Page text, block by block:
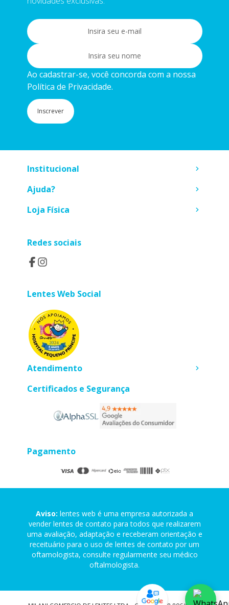
Ao cadastrar-se, você concorda com a nossa
Política de Privacidade.
Inscrever
Institucional
Ajuda?
Loja Física
Redes sociais
Lentes Web Social
Atendimento
Certificados e Segurança
Pagamento
Aviso: lentes web é uma empresa autorizada a
vender lentes de contato para todos que realizarem
uma avaliação, adaptação e receberam orientação e
receituário para o uso de lentes de contato por um
oftamologista, consulte regularmente seu médico
oftalmologista.